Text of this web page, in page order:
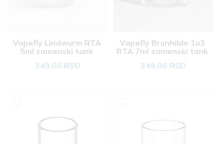
Vapefly Lindwurm RTA
5ml zamenski tank
349,00 RSD
Vapefly Brunhilde 1o3
RTA 7ml zamenski tank
349,00 RSD